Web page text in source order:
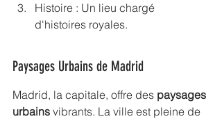
Histoire : Un lieu chargé
d'histoires royales.
Paysages Urbains de Madrid
Madrid, la capitale, offre des paysages
urbains vibrants. La ville est pleine de